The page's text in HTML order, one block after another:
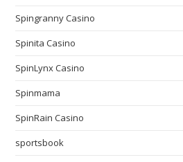
Spingranny Casino
Spinita Casino
SpinLynx Casino
Spinmama
SpinRain Casino
sportsbook